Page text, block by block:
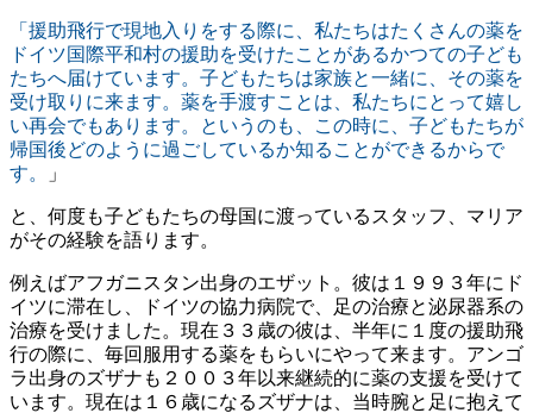
「援助飛行で現地入りをする際に、私たちはたくさんの薬を
ドイツ国際平和村の援助を受けたことがあるかつての子ども
たちへ届けています。子どもたちは家族と一緒に、その薬を
受け取りに来ます。薬を手渡すことは、私たちにとって嬉し
い再会でもあります。というのも、この時に、子どもたちが
帰国後どのように過ごしているか知ることができるからで
す。
」
と、何度も子どもたちの母国に渡っているスタッフ、マリア
がその経験を語ります。
例えばアフガニスタン出身のエザット。彼は１９９３年にド
イツに滞在し、ドイツの協力病院で、足の治療と泌尿器系の
治療を受けました。現在３３歳の彼は、半年に１度の援助飛
行の際に、毎回服用する薬をもらいにやって来ます。アンゴ
ラ出身のズザナも２００３年以来継続的に薬の支援を受けて
います。現在は１６歳になるズザナは、当時腕と足に抱えて